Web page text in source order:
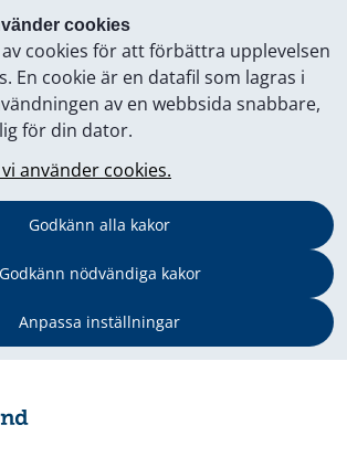
cookies
cookies för att förbättra upplevelsen
En cookie är en datafil som lagras i
av en webbsida snabbare,
för din dator.
använder cookies.
Godkänn alla kakor
Godkänn nödvändiga kakor
Anpassa inställningar